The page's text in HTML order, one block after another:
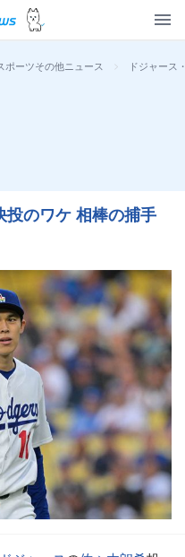
ポーツその他ニュース > ドジャース
投のワケ 相棒の捕手